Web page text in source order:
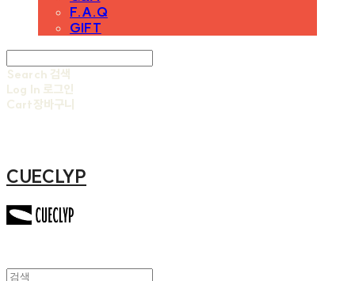
F.A.Q
GIFT
Search 검색
Log In 로그인
Cart장바구니
CUECLYP